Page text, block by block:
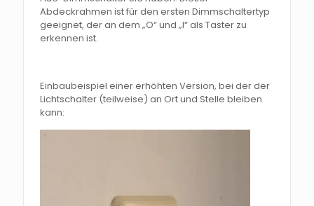
Abdeckrahmen ist für den ersten Dimmschaltertyp
geeignet, der an dem „O“ und „I“ als Taster zu
erkennen ist.
Einbaubeispiel einer erhöhten Version, bei der der
Lichtschalter (teilweise) an Ort und Stelle bleiben
kann: